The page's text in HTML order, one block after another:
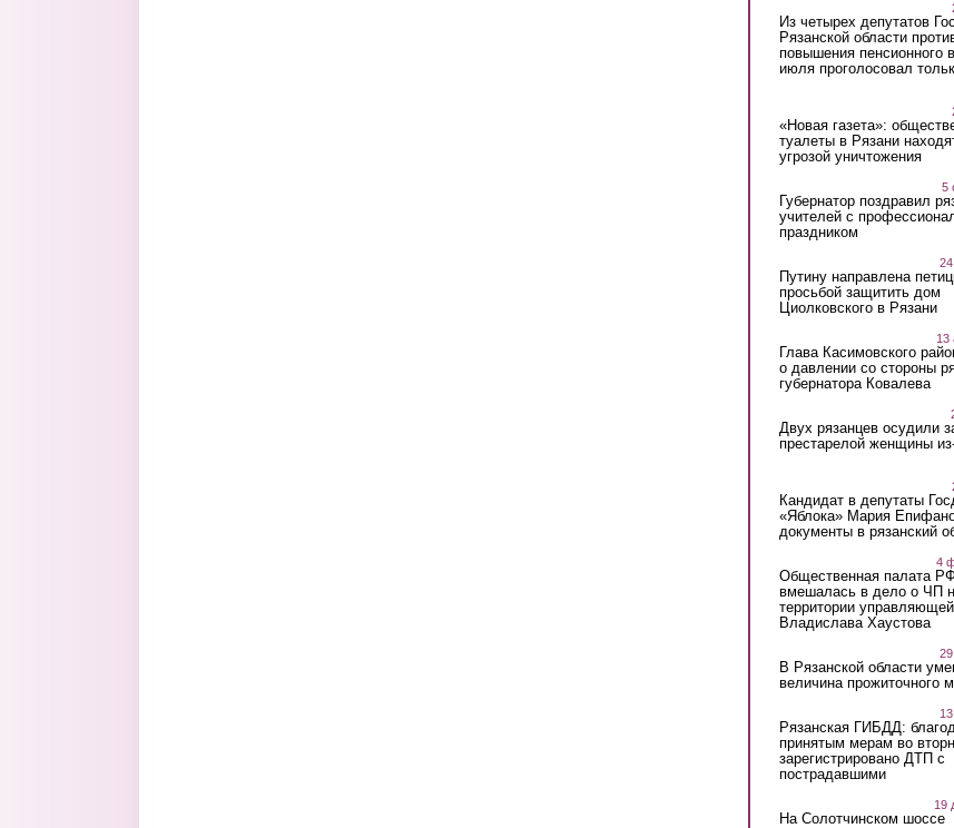
Из четырех депутатов
Рязанской области
повышения пенсионного
июля проголосовал
«Новая газета»:
туалеты в Рязани
угрозой уничтожения
5
Губернатор поздравил
учителей с
праздником
Путину направлена
просьбой защитить дом
Циолковского в Рязани
13
Глава Касимовского
о давлении со стороны
губернатора Ковалева
Двух рязанцев осудили
престарелой женщины
Кандидат в депутаты
«Яблока» Мария
документы в рязанский
4
Общественная палата
вмешалась в дело о ЧП
территории
Владислава Хаустова
В Рязанской области
величина прожиточного
Рязанская ГИБДД:
принятым мерам во
зарегистрировано ДТП с
пострадавшими
19
На Солотчинском шоссе